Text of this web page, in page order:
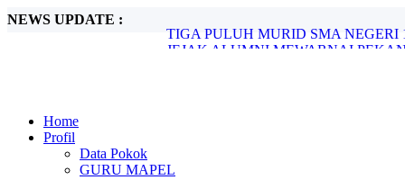
NEWS UPDATE :
JEJAK ALUMNI MEWARNAI
HARI ANAK NASIONAL KE-41:
Home
Profil
Data Pokok
GURU MAPEL